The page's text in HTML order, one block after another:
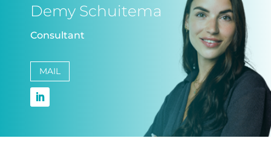
Demy Schuitema
Consultant
MAIL